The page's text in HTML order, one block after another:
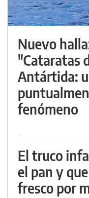
Nuevo
"Cataratas
Antártida:
fenómeno
El truco
el pan y
fresco por